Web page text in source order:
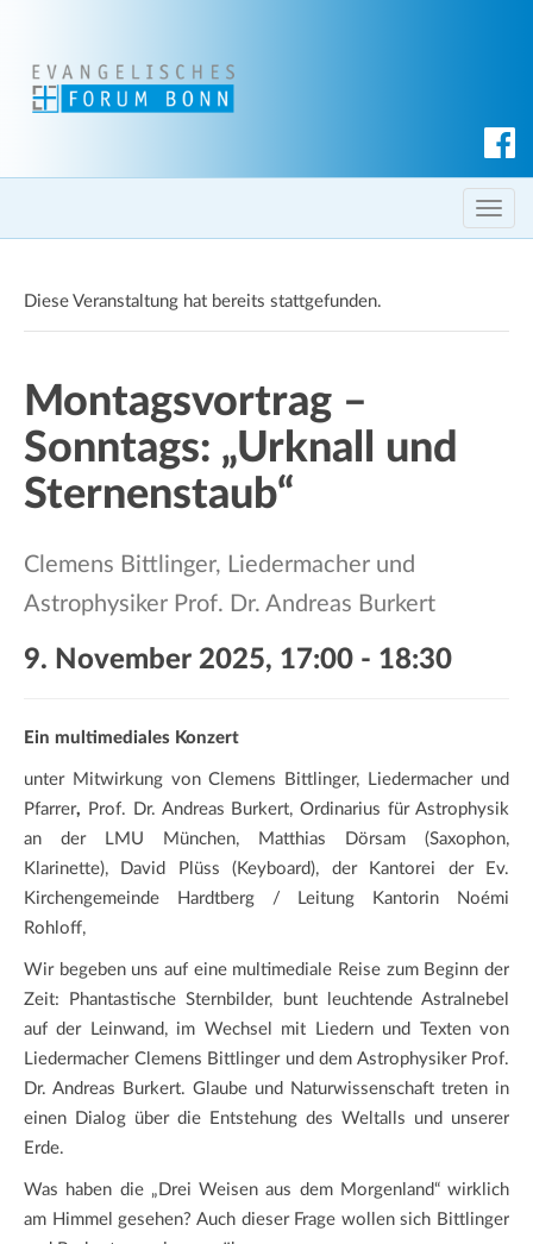
c
h T
o
l
Diese Veranstaltung hat bereits stattgefunden.
Montagsvortrag –
Sonntags: „Urknall und
Sternenstaub“
Clemens Bittlinger, Liedermacher und
Astrophysiker Prof. Dr. Andreas Burkert
9. November 2025, 17:00 - 18:30
Ein multimediales Konzert
unter Mitwirkung von Clemens Bittlinger, Liedermacher und
Pfarrer, Prof. Dr. Andreas Burkert, Ordinarius für Astrophysik
an der LMU München, Matthias Dörsam (Saxophon,
Klarinette), David Plüss (Keyboard), der Kantorei der Ev.
Kirchengemeinde Hardtberg / Leitung Kantorin Noémi
Rohloff,
Wir begeben uns auf eine multimediale Reise zum Beginn der
Zeit: Phantastische Sternbilder, bunt leuchtende Astralnebel
auf der Leinwand, im Wechsel mit Liedern und Texten von
Liedermacher Clemens Bittlinger und dem Astrophysiker Prof.
Dr. Andreas Burkert. Glaube und Naturwissenschaft treten in
einen Dialog über die Entstehung des Weltalls und unserer
Erde.
Was haben die „Drei Weisen aus dem Morgenland“ wirklich
am Himmel gesehen? Auch dieser Frage wollen sich Bittlinger